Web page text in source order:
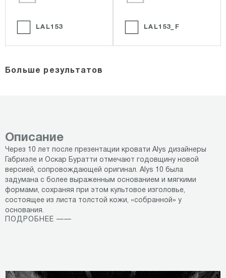
LAL153 LAL153_F
Больше результатов
Описание
Через 10 лет после презентации кровати Alys дизайнеры
Габриэле и Оскар Буратти отмечают годовщину новой
версией, сопровождающей оригинал. Alys 10 была
задумана с более выраженным основанием и мягкими
формами, сохраняя при этом культовое изголовье,
состоящее из листа толстой кожи, «собранной» у
основания.
ПОДРОБНЕЕ ——